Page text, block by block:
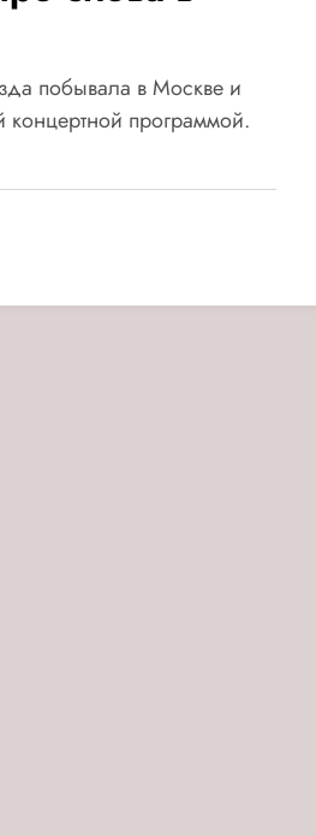
побывала в Москве и
концертной программой.